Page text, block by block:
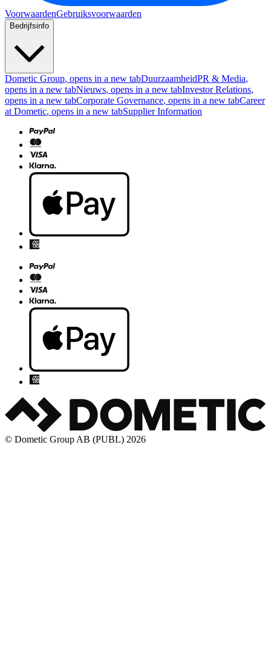
VoorwaardenGebruiksvoorwaarden
Bedrijfsinfo
Dometic Group, opens in a new tabDuurzaamheidPR & Media,
opens in a new tabNieuws, opens in a new tabInvestor Relations,
opens in a new tabCorporate Governance, opens in a new tabCareer
at Dometic, opens in a new tabSupplier Information
© Dometic Group AB (PUBL) 2026